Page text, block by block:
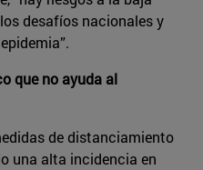
desafíos nacionales y
que no ayuda al
de distanciamiento
una alta incidencia en